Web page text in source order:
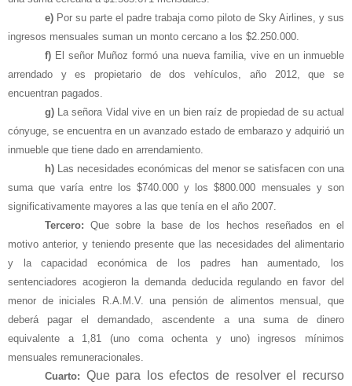
e)Por su parte el padre trabaja como piloto de Sky Airlines, y sus
ingresos mensuales suman un monto cercano a los $2.250.000.
f)El señor Muñoz formó una nueva familia, vive en un inmueble
arrendado y es propietario de dos vehículos, año 2012, que se
encuentran pagados.
g)La señora Vidal vive en un bien raíz de propiedad de su actual
cónyuge, se encuentra en un avanzado estado de embarazo y adquirió un
inmueble que tiene dado en arrendamiento.
h)Las necesidades económicas del menor se satisfacen con una
suma que varía entre los $740.000 y los $800.000 mensuales y son
significativamente mayores a las que tenía en el año 2007.
Tercero: Que sobre la base de los hechos reseñados en el
motivo anterior, y teniendo presente que las necesidades del alimentario
y la capacidad económica de los padres han aumentado, los
sentenciadores acogieron la demanda deducida regulando en favor del
menor de iniciales R.A.M.V. una pensión de alimentos mensual, que
deberá pagar el demandado, ascendente a una suma de dinero
equivalente a 1,81 (uno coma ochenta y uno) ingresos mínimos
mensuales remuneracionales.
Cuarto: Que para los efectos de resolver el recurso